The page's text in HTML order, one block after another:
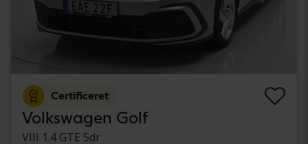
Certificeret
Volkswagen Golf
VIII 1.4 GTE 5dr